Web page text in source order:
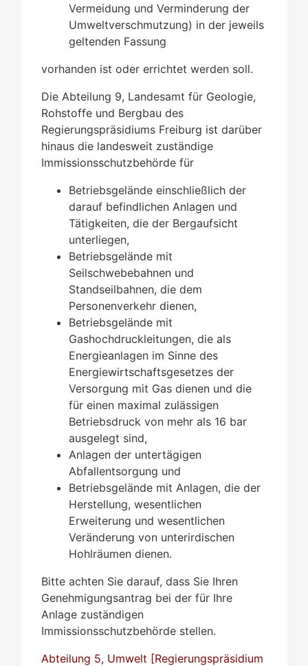
Vermeidung und Verminderung der
Umweltverschmutzung) in der jeweils
geltenden Fassung
vorhanden ist oder errichtet werden soll.
Die Abteilung 9, Landesamt für Geologie,
Rohstoffe und Bergbau des
Regierungspräsidiums Freiburg ist darüber
hinaus die landesweit zuständige
Immissionsschutzbehörde für
Betriebsgelände einschließlich der
darauf befindlichen Anlagen und
Tätigkeiten, die der Bergaufsicht
unterliegen,
Betriebsgelände mit
Seilschwebebahnen und
Standseilbahnen, die dem
Personenverkehr dienen,
Betriebsgelände mit
Gashochdruckleitungen, die als
Energieanlagen im Sinne des
Energiewirtschaftsgesetzes der
Versorgung mit Gas dienen und die
für einen maximal zulässigen
Betriebsdruck von mehr als 16 bar
ausgelegt sind,
Anlagen der untertägigen
Abfallentsorgung und
Betriebsgelände mit Anlagen, die der
Herstellung, wesentlichen
Erweiterung und wesentlichen
Veränderung von unterirdischen
Hohlräumen dienen.
Bitte achten Sie darauf, dass Sie Ihren
Genehmigungsantrag bei der für Ihre
Anlage zuständigen
Immissionsschutzbehörde stellen.
Abteilung 5, Umwelt [Regierungspräsidium